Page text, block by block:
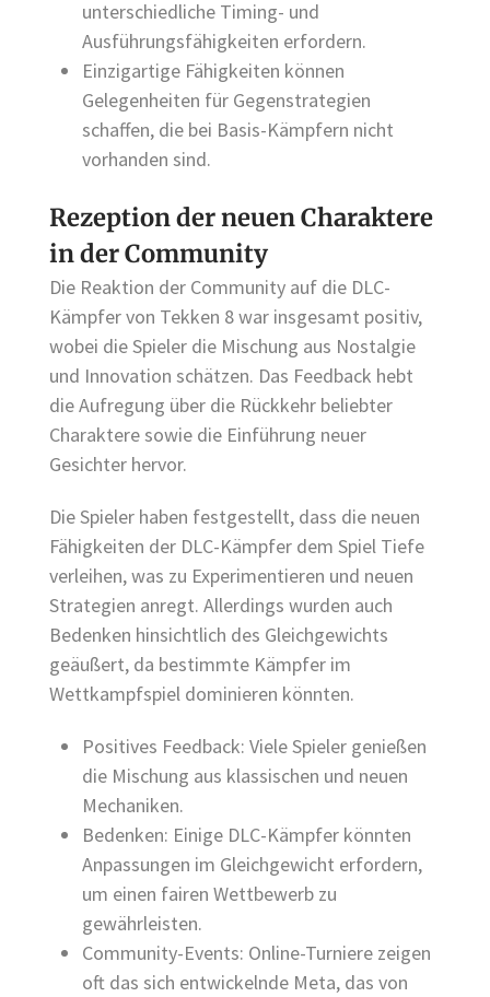
unterschiedliche Timing- und
Ausführungsfähigkeiten erfordern.
Einzigartige Fähigkeiten können
Gelegenheiten für Gegenstrategien
schaffen, die bei Basis-Kämpfern nicht
vorhanden sind.
Rezeption der neuen Charaktere
in der Community
Die Reaktion der Community auf die DLC-
Kämpfer von Tekken 8 war insgesamt positiv,
wobei die Spieler die Mischung aus Nostalgie
und Innovation schätzen. Das Feedback hebt
die Aufregung über die Rückkehr beliebter
Charaktere sowie die Einführung neuer
Gesichter hervor.
Die Spieler haben festgestellt, dass die neuen
Fähigkeiten der DLC-Kämpfer dem Spiel Tiefe
verleihen, was zu Experimentieren und neuen
Strategien anregt. Allerdings wurden auch
Bedenken hinsichtlich des Gleichgewichts
geäußert, da bestimmte Kämpfer im
Wettkampfspiel dominieren könnten.
Positives Feedback: Viele Spieler genießen
die Mischung aus klassischen und neuen
Mechaniken.
Bedenken: Einige DLC-Kämpfer könnten
Anpassungen im Gleichgewicht erfordern,
um einen fairen Wettbewerb zu
gewährleisten.
Community-Events: Online-Turniere zeigen
oft das sich entwickelnde Meta, das von